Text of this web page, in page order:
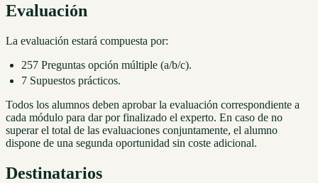
Evaluación
La evaluación estará compuesta por:
257 Preguntas opción múltiple (a/b/c).
7 Supuestos prácticos.
Todos los alumnos deben aprobar la evaluación correspondiente a
cada módulo para dar por finalizado el experto. En caso de no
superar el total de las evaluaciones conjuntamente, el alumno
dispone de una segunda oportunidad sin coste adicional.
Destinatarios